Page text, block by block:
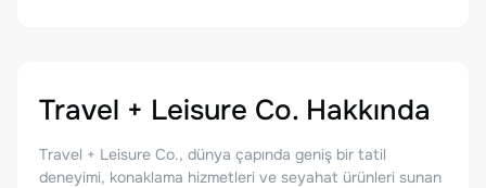
Travel + Leisure Co. Hakkında
Travel + Leisure Co., dünya çapında geniş bir tatil
deneyimi, konaklama hizmetleri ve seyahat ürünleri sunan